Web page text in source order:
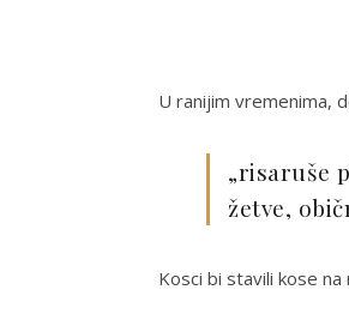
U ranijim vremenima,
„risaruše
žetve,
Kosci bi stavili kose